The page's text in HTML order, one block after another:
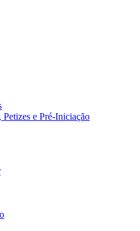
Petizes e Pré-Iniciação